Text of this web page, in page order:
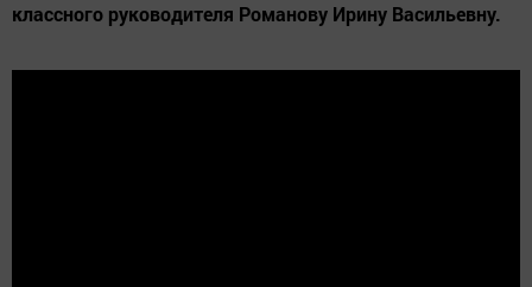
классного руководителя Романову Ирину Васильевну.